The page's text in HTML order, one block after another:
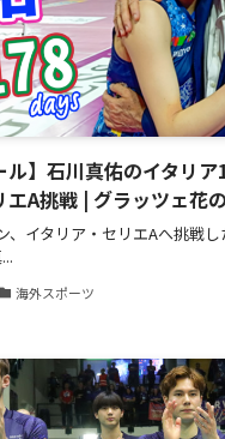
ル】石川真佑のイタリ
エA挑戦 | グラッツェ花
、イタリア・セリエAへ挑戦
海外スポーツ